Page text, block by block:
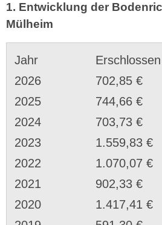
1. Entwicklung der
Mülheim
Jahr Erschlossen
2026
702,85 €
2025
744,66 €
2024
703,73 €
2023
1.559,83 €
2022
1.070,07 €
2021
902,33 €
2020
1.417,41 €